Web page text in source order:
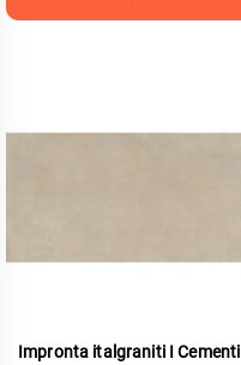
Impronta italgraniti I Cementi